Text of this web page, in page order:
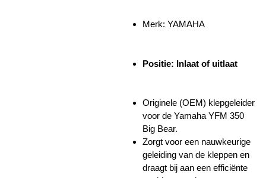
Merk: YAMAHA
Positie: Inlaat of uitlaat
Originele (OEM) klepgeleider
voor de Yamaha YFM 350
Big Bear.
Zorgt voor een nauwkeurige
geleiding van de kleppen en
draagt bij aan een efficiënte